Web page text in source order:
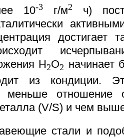
10-3г/м2
ч)
достигает
Н2О2 начинает
из кондиции.
меньше отношение
(V/S) и чем
стали и